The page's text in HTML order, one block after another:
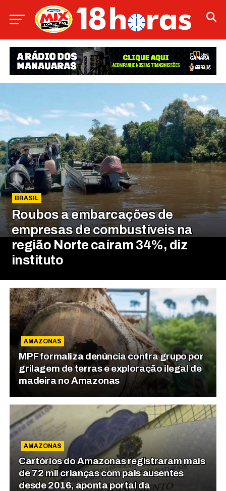
BRASIL
Roubos a embarcações de
empresas de combustíveis na
região Norte caíram 34%, diz
instituto
AMAZONAS
MPF formaliza denúncia contra grupo por
grilagem de terras e exploração ilegal de
madeira no Amazonas
AMAZONAS
Cartórios do Amazonas registraram mais
de 72 mil crianças com pais ausentes
desde 2016, aponta portal da